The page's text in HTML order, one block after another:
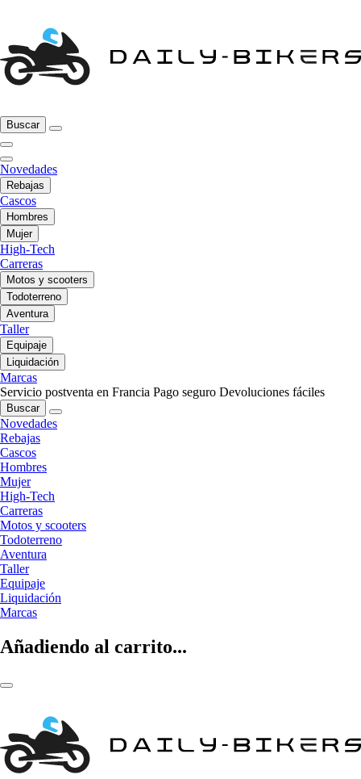
Buscar
Novedades
Rebajas
Cascos
Hombres
Mujer
High-Tech
Carreras
Motos y scooters
Todoterreno
Aventura
Taller
Equipaje
Liquidación
Marcas
Servicio postventa en Francia Pago seguro Devoluciones fáciles
Buscar
Novedades
Rebajas
Cascos
Hombres
Mujer
High-Tech
Carreras
Motos y scooters
Todoterreno
Aventura
Taller
Equipaje
Liquidación
Marcas
Añadiendo al carrito...